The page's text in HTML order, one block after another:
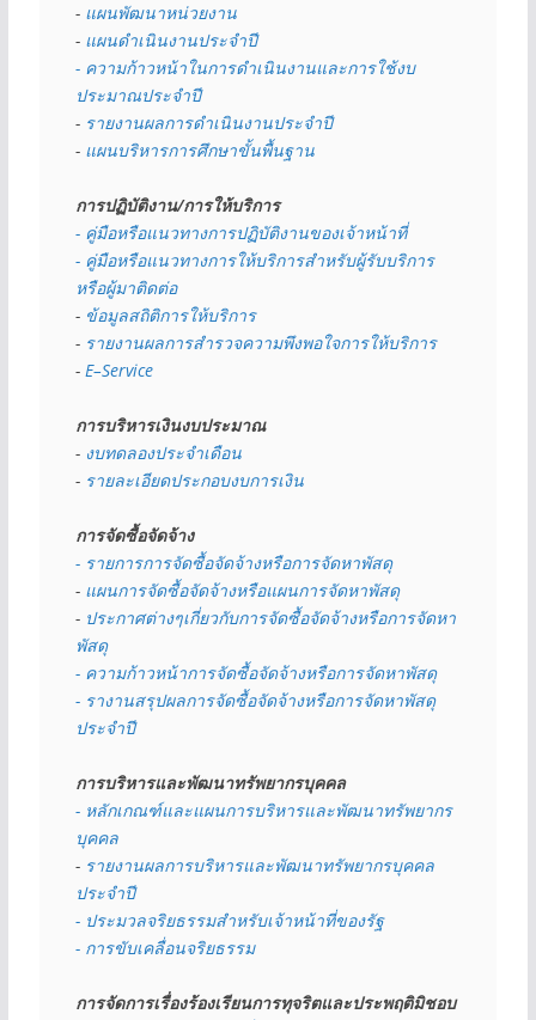
- แผนพัฒนาหน่วยงาน
- แผนดำเนินงานประจำปี
- ความก้าวหน้าในการดำเนินงานและการใช้งบ
ประมาณประจำปี
- รายงานผลการดำเนินงานประจำปี
- แผนบริหารการศึกษาขั้นพื้นฐาน
การปฏิบัติงาน/การให้บริการ
- คู่มือหรือแนวทางการปฏิบัติงานของเจ้าหน้าที่
- คู่มือหรือแนวทางการให้บริการสำหรับผู้รับบริการ
หรือผู้มาติดต่อ
- ข้อมูลสถิติการให้บริการ
- รายงานผลการสำรวจความพึงพอใจการให้บริการ
- E–Service
การบริหารเงินงบประมาณ
- งบทดลองประจำเดือน
- รายละเอียดประกอบงบการเงิน
การจัดซื้อจัดจ้าง
- รายการการจัดซื้อจัดจ้างหรือการจัดหาพัสดุ
- แผนการจัดซื้อจัดจ้างหรือแผนการจัดหาพัสดุ
- ประกาศต่างๆเกี่ยวกับการจัดซื้อจัดจ้างหรือการจัดหา
พัสดุ
- ความก้าวหน้าการจัดซื้อจัดจ้างหรือการจัดหาพัสดุ
- รางานสรุปผลการจัดซื้อจัดจ้างหรือการจัดหาพัสดุ
ประจำปี
การบริหารและพัฒนาทรัพยากรบุคคล
- หลักเกณฑ์และแผนการบริหารและพัฒนาทรัพยากร
บุคคล
- รายงานผลการบริหารและพัฒนาทรัพยากรบุคคล
ประจำปี
- ประมวลจริยธรรมสำหรับเจ้าหน้าที่ของรัฐ
- การขับเคลื่อนจริยธรรม
การจัดการเรื่องร้องเรียนการทุจริตและประพฤติมิชอบ